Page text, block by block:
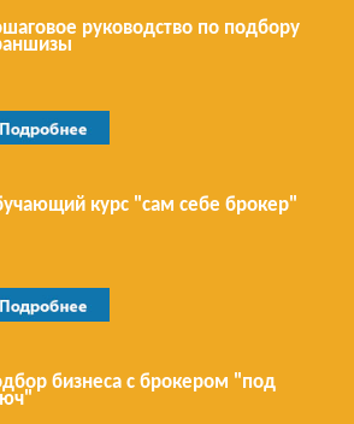
руководство по подбору
курс "сам себе брокер"
бизнеса с брокером "под